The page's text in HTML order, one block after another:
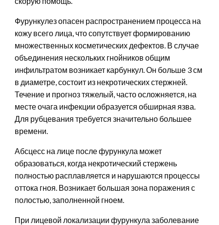
Фурункулез опасен распространением процесса на
кожу всего лица, что сопутствует формированию
множественных косметических дефектов. В случае
объединения нескольких гнойников общим
инфильтратом возникает карбункул. Он больше 3 см
в диаметре, состоит из некротических стержней.
Течение и прогноз тяжелый, часто осложняется, на
месте очага инфекции образуется обширная язва.
Для рубцевания требуется значительно большее
времени.
Абсцесс на лице после фурункула может
образоваться, когда некротический стержень
полностью расплавляется и нарушаются процессы
оттока гноя. Возникает большая зона поражения с
полостью, заполненной гноем.
При лицевой локализации фурункула заболевание